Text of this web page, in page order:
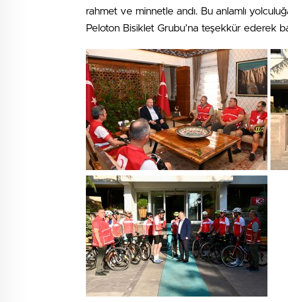
rahmet ve minnetle andı. Bu anlamlı
Peloton Bisiklet Grubu’na teşekkür ederek